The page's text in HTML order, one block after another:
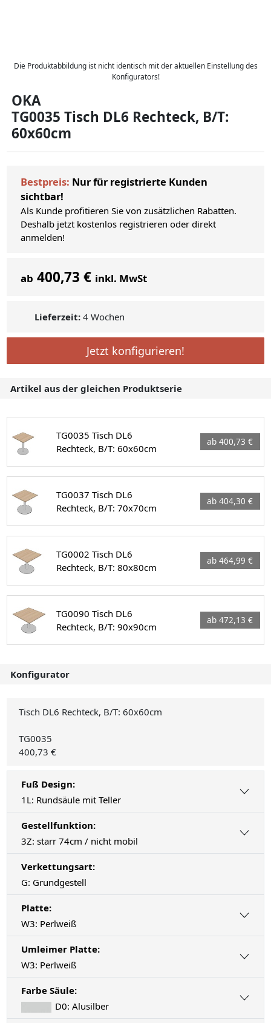
Die Produktabbildung ist nicht identisch mit der aktuellen Einstellung des
Konfigurators!
OKA
TG0035 Tisch DL6 Rechteck, B/T:
60x60cm
Bestpreis: Nur für registrierte Kunden
sichtbar!
Als Kunde profitieren Sie von zusätzlichen Rabatten.
Deshalb jetzt kostenlos registrieren oder direkt
anmelden!
ab 400,73 € inkl. MwSt
Lieferzeit: 4 Wochen
Jetzt konfigurieren!
Artikel aus der gleichen Produktserie
TG0035 Tisch DL6
Rechteck, B/T: 60x60cm
ab 400,73 €
TG0037 Tisch DL6
Rechteck, B/T: 70x70cm
ab 404,30 €
TG0002 Tisch DL6
Rechteck, B/T: 80x80cm
ab 464,99 €
TG0090 Tisch DL6
Rechteck, B/T: 90x90cm
ab 472,13 €
Konfigurator
Tisch DL6 Rechteck, B/T: 60x60cm
TG0035
400,73 €
Fuß Design:
1L: Rundsäule mit Teller
Gestellfunktion:
3Z: starr 74cm / nicht mobil
Verkettungsart:
G: Grundgestell
Platte:
W3: Perlweiß
Umleimer Platte:
W3: Perlweiß
Farbe Säule:
D0: Alusilber